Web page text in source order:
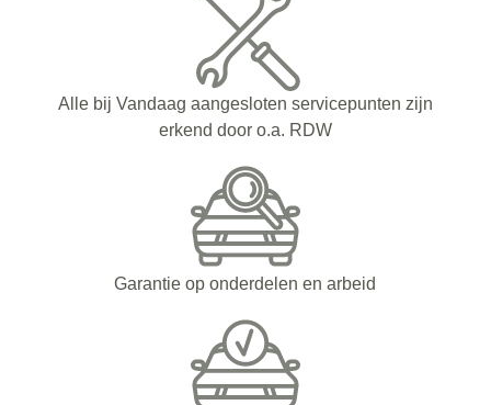
Alle bij Vandaag aangesloten servicepunten zijn
erkend door o.a. RDW
Garantie op onderdelen en arbeid